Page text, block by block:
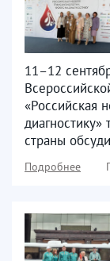
11–12
«Российская
страны
Подробнее